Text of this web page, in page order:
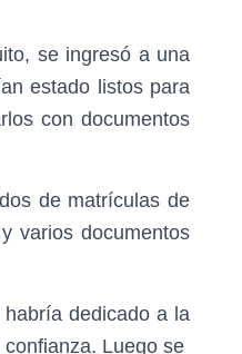
se ingresó a una
estado listos para
con documentos
de matrículas de
varios documentos
dedicado a la
Luego se